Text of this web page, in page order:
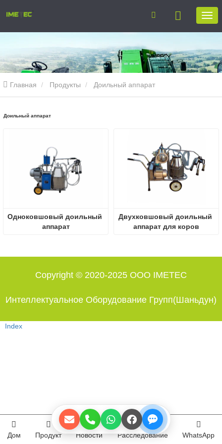
Главная Продукты Доильный аппарат
Доильный аппарат
Одноковшовый доильный
аппарат
Двухковшовый доильный
аппарат для коров
Copyright © 2020-2025 ООО IMETEC
Интеллектуальное Оборудование Групп(Шаньдун)
Index
Дом Продукт Новости Расследование WhatsApp